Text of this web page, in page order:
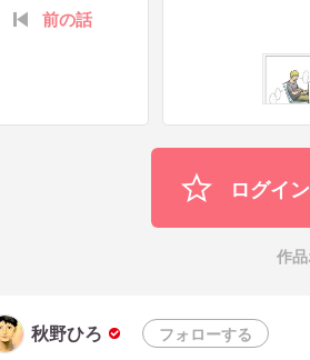
前の話
ログイ
作
秋野ひろ フォローする